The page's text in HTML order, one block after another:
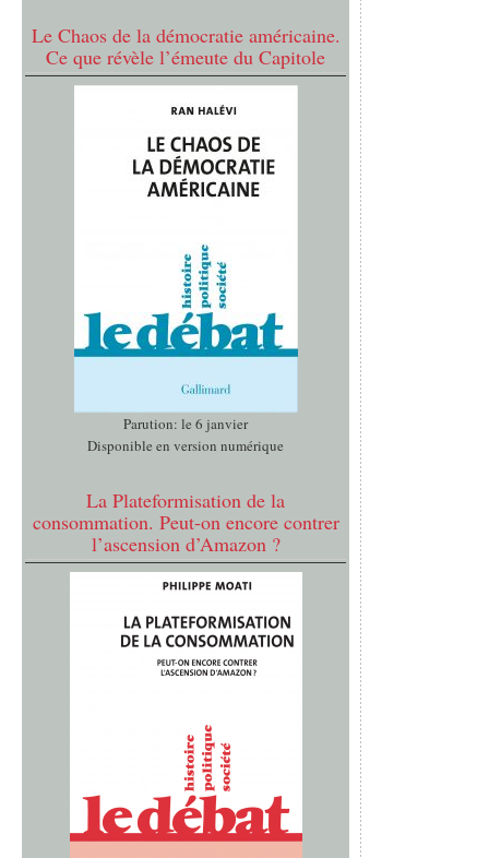
Le Chaos de la démocratie américaine.
Ce que révèle l’émeute du Capitole
Parution: le 6 janvier
Disponible en version numérique
La Plateformisation de la
consommation. Peut-on encore contrer
l’ascension d’Amazon ?